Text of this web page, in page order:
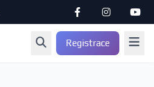
Registrace